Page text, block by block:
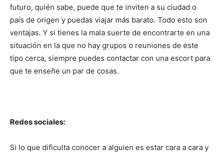
futuro, quién sabe, puede que te inviten a su ciudad o
país de origen y puedas viajar más barato. Todo esto son
ventajas. Y si tienes la mala suerte de encontrarte en una
situación en la que no hay grupos o reuniones de este
tipo cerca, siempre puedes contactar con una escort para
que te enseñe un par de cosas.
Redes sociales:
Si lo que dificulta conocer a alguien es estar cara a cara y